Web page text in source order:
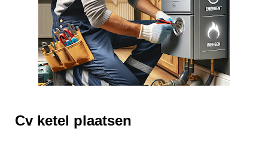
Cv ketel plaatsen